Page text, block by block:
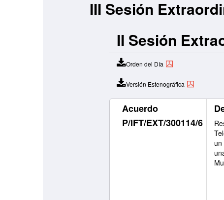
III Sesión
II Sesión
Orden del Día
Versión Estenográfica
Acuerdo
P/IFT/EXT/300114/6